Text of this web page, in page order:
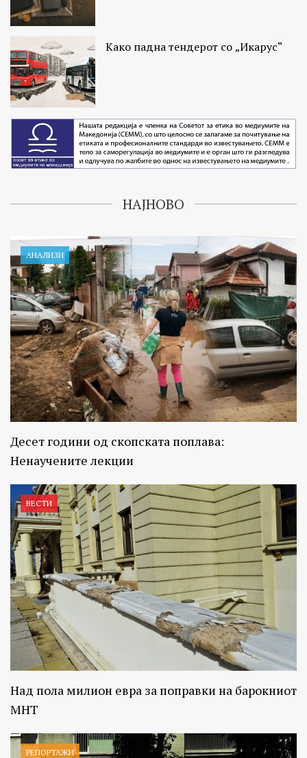
Како падна тендерот со „Икарус“
НАЈНОВО
АНАЛИЗИ
Десет години од скопската поплава:
Ненаучените лекции
ВЕСТИ
Над пола милион евра за поправки на барокниот
МНТ
РЕПОРТАЖИ